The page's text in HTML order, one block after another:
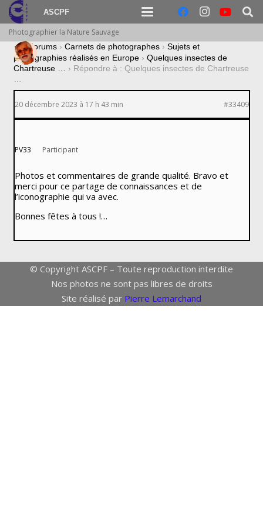
ASCPF
Photographier la Nature Sauvage
› Forums › Carnets de photographes › Sujets et
photographies réalisés en Europe › Quelques insectes de
Chartreuse … › Répondre à : Quelques insectes de Chartreuse
…
20 décembre 2023 à 17 h 43 min #33409
PV33 Participant
Photos et commentaires de grande qualité. Bravo et
merci pour ce partage de connaissances et de
l’iconographie qui va avec.
Bonnes fêtes à tous !…
© Copyright ASCPF – Toute reproduction interdite
Nos photos ne sont pas libres de droits
Site réalisé par Pierre Lemarchand